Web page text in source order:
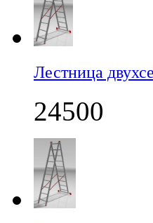
Лестница
24500